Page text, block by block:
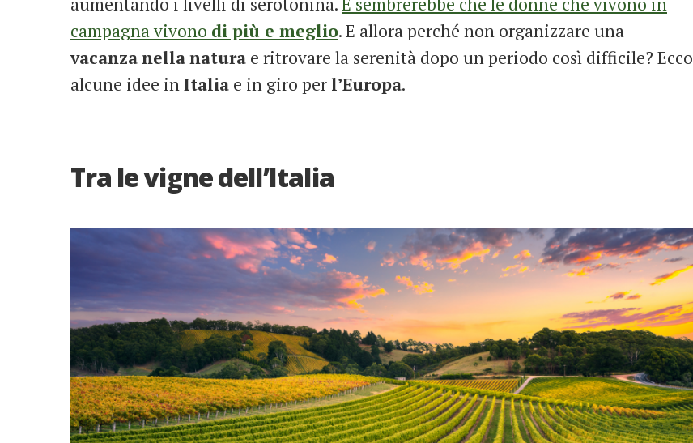
campagna vivono di più e meglio. E allora perché non organizzare una
vacanzanellanatura e ritrovare la serenità dopo un periodo così difficile? Ecco
alcune idee inItalia e in giro perl’Europa.
Tra le vigne dell’Italia